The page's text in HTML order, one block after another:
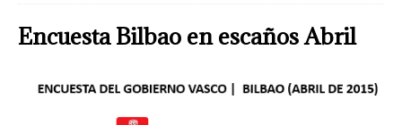
Encuesta Bilbao en escaños Abril